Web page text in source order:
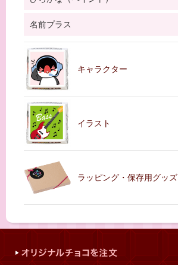
名前プラス
キャラクター
イラスト
ラッピング・保存用グッズ